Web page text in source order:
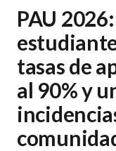
PAU
tasas de
al 90% y